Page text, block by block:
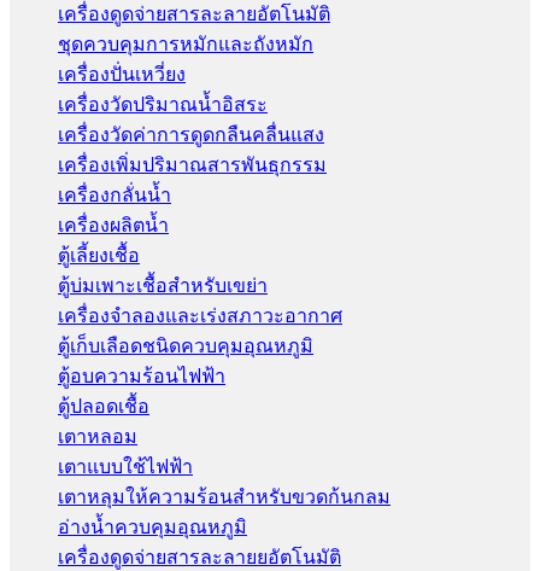
เครื่องดูดจ่ายสารละลายอัตโนมัติ
ชุดควบคุมการหมักและถังหมัก
เครื่องปั่นเหวี่ยง
เครื่องวัดปริมาณน้ำอิสระ
เครื่องวัดค่าการดูดกลืนคลื่นแสง
เครื่องเพิ่มปริมาณสารพันธุกรรม
เครื่องกลั่นน้ำ
เครื่องผลิตน้ำ
ตู้เลี้ยงเชื้อ
ตู้บ่มเพาะเชื้อสำหรับเขย่า
เครื่องจำลองและเร่งสภาวะอากาศ
ตู้เก็บเลือดชนิดควบคุมอุณหภูมิ
ตู้อบความร้อนไฟฟ้า
ตู้ปลอดเชื้อ
เตาหลอม
เตาแบบใช้ไฟฟ้า
เตาหลุมให้ความร้อนสำหรับขวดก้นกลม
อ่างน้ำควบคุมอุณหภูมิ
เครื่องดูดจ่ายสารละลายยอัตโนมัติ